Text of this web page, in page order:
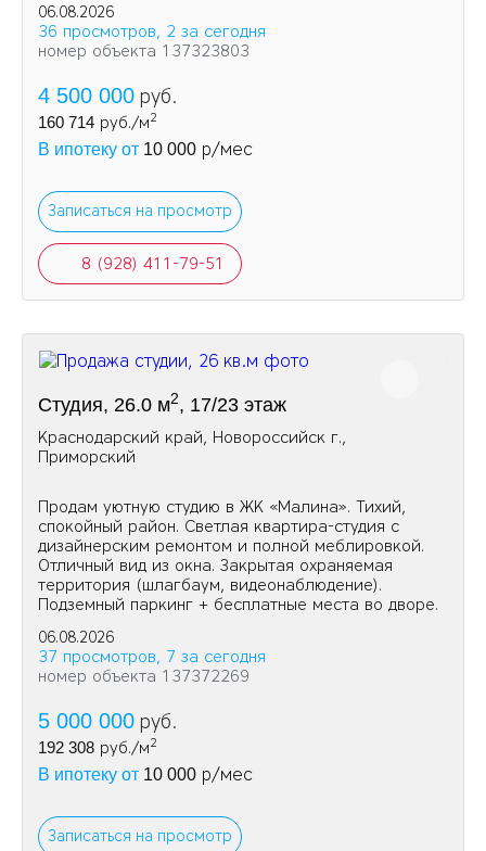
06.08.2026
36 просмотров, 2 за сегодня
номер объекта 137323803
4 500 000 руб.
160 714 руб./м2
В ипотеку от 10 000 р/мес
Записаться на просмотр
8 (928) 411-79-51
Студия, 26.0 м2, 17/23 этаж
Краснодарский край, Новороссийск г.,
Приморский
Продам уютную студию в ЖК «Малина». Тихий,
спокойный район. Светлая квартира-студия с
дизайнерским ремонтом и полной меблировкой.
Отличный вид из окна. Закрытая охраняемая
территория (шлагбаум, видеонаблюдение).
Подземный паркинг + бесплатные места во дворе.
06.08.2026
37 просмотров, 7 за сегодня
номер объекта 137372269
5 000 000 руб.
192 308 руб./м2
В ипотеку от 10 000 р/мес
Записаться на просмотр